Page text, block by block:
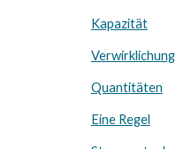
Kapazität
Verwirklichung
Quantitäten
Eine Regel